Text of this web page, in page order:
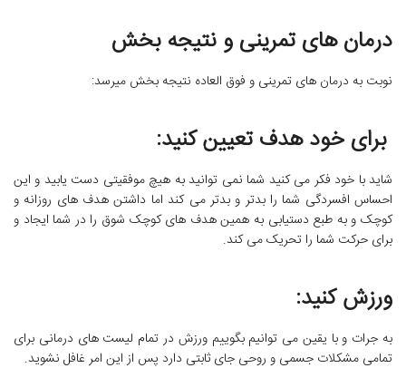
درمان های تمرینی و نتیجه بخش
نوبت به درمان های تمرینی و فوق العاده نتیجه بخش میرسد:
برای خود هدف تعیین کنید:
شاید با خود فکر می کنید شما نمی توانید به هیچ موفقیتی دست یابید و این
احساس افسردگی شما را بدتر و بدتر می کند اما داشتن هدف های روزانه و
کوچک و به طبع دستیابی به همین هدف های کوچک شوق را در شما ایجاد و
برای حرکت شما را تحریک می کند.
ورزش کنید:
به جرات و با یقین می توانیم بگوییم ورزش در تمام لیست های درمانی برای
تمامی مشکلات جسمی و روحی جای ثابتی دارد پس از این امر غافل نشوید.